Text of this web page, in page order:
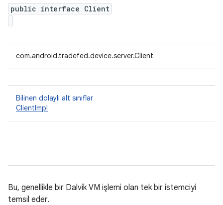
public interface Client
com.android.tradefed.device.server.Client
Bilinen dolaylı alt sınıflar
ClientImpl
Bu, genellikle bir Dalvik VM işlemi olan tek bir istemciyi
temsil eder.